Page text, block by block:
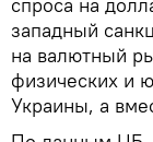
западный
на валютный
физических и
Украины, а